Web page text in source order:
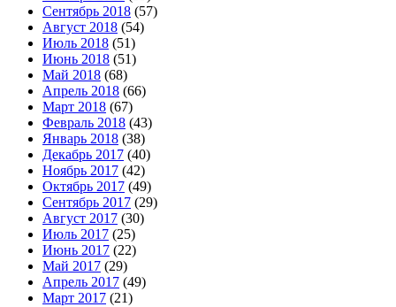
Сентябрь 2018 (57)
Август 2018 (54)
Июль 2018 (51)
Июнь 2018 (51)
Май 2018 (68)
Апрель 2018 (66)
Март 2018 (67)
Февраль 2018 (43)
Январь 2018 (38)
Декабрь 2017 (40)
Ноябрь 2017 (42)
Октябрь 2017 (49)
Сентябрь 2017 (29)
Август 2017 (30)
Июль 2017 (25)
Июнь 2017 (22)
Май 2017 (29)
Апрель 2017 (49)
Март 2017 (21)